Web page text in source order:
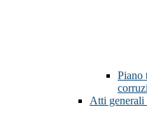
Piano
Atti generali